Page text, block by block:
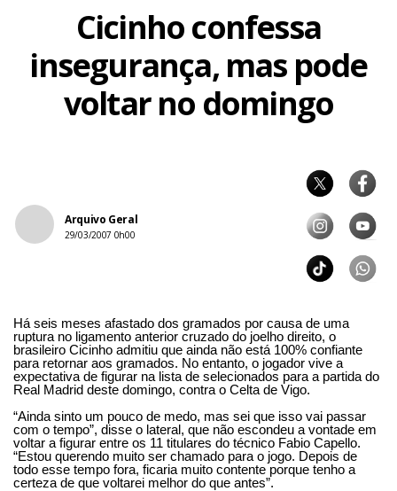
Cicinho confessa
insegurança, mas pode
voltar no domingo
Arquivo Geral
29/03/2007 0h00
Há seis meses afastado dos gramados por causa de uma
ruptura no ligamento anterior cruzado do joelho direito, o
brasileiro Cicinho admitiu que ainda não está 100% confiante
para retornar aos gramados. No entanto, o jogador vive a
expectativa de figurar na lista de selecionados para a partida do
Real Madrid deste domingo, contra o Celta de Vigo.
“Ainda sinto um pouco de medo, mas sei que isso vai passar
com o tempo”, disse o lateral, que não escondeu a vontade em
voltar a figurar entre os 11 titulares do técnico Fabio Capello.
“Estou querendo muito ser chamado para o jogo. Depois de
todo esse tempo fora, ficaria muito contente porque tenho a
certeza de que voltarei melhor do que antes”.